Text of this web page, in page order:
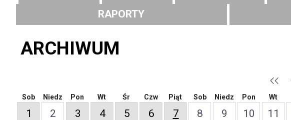
RAPORTY
ARCHIWUM
Sob
1
Niedz
2
Pon
3
Wt
4
Śr
5
Czw
6
Piąt
7
Sob
8
Niedz
9
Pon
10
Wt
11